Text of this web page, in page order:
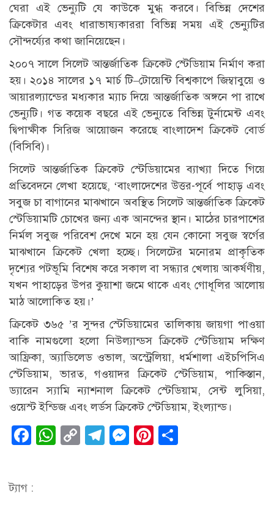
ঘেরা এই ভেন্যুটি যে কাউকে মুগ্ধ করবে। বিভিন্ন দেশের
ক্রিকেটার এবং ধারাভাষ্যকাররা বিভিন্ন সময় এই ভেন্যুটির
সৌন্দর্য্যের কথা জানিয়েছেন।
২০০৭ সালে সিলেট আন্তর্জাতিক ক্রিকেট স্টেডিয়াম নির্মাণ করা
হয়। ২০১৪ সালের ১৭ মার্চ টি–টোয়েন্টি বিশ্বকাপে জিম্বাবুয়ে ও
আয়ারল্যান্ডের মধ্যকার ম্যাচ দিয়ে আন্তর্জাতিক অঙ্গনে পা রাখে
ভেন্যুটি। গত কয়েক বছরে এই ভেন্যুতে বিভিন্ন টুর্নামেন্ট এবং
দ্বিপাক্ষীক সিরিজ আয়োজন করেছে বাংলাদেশ ক্রিকেট বোর্ড
(বিসিবি)।
সিলেট আন্তর্জাতিক ক্রিকেট স্টেডিয়ামের ব্যাখ্যা দিতে গিয়ে
প্রতিবেদনে লেখা হয়েছে, ‘বাংলাদেশের উত্তর-পূর্বে পাহাড় এবং
সবুজ চা বাগানের মাঝখানে অবস্থিত সিলেট আন্তর্জাতিক ক্রিকেট
স্টেডিয়ামটি চোখের জন্য এক আনন্দের স্থান। মাঠের চারপাশের
নির্মল সবুজ পরিবেশ দেখে মনে হয় যেন কোনো সবুজ স্বর্গের
মাঝখানে ক্রিকেট খেলা হচ্ছে। সিলেটের মনোরম প্রাকৃতিক
দৃশ্যের পটভূমি বিশেষ করে সকাল বা সন্ধ্যার খেলায় আকর্ষণীয়,
যখন পাহাড়ের উপর কুয়াশা জমে থাকে এবং গোধূলির আলোয়
মাঠ আলোকিত হয়।’
ক্রিকেট ৩৬৫ ’র সুন্দর স্টেডিয়ামের তালিকায় জায়গা পাওয়া
বাকি নামগুলো হলো নিউল্যান্ডস ক্রিকেট স্টেডিয়াম দক্ষিণ
আফ্রিকা, অ্যাডিলেড ওভাল, অস্ট্রেলিয়া, ধর্মশালা এইচপিসিএ
স্টেডিয়াম, ভারত, গওয়াদর ক্রিকেট স্টেডিয়াম, পাকিস্তান,
ড্যারেন স্যামি ন্যাশনাল ক্রিকেট স্টেডিয়াম, সেন্ট লুসিয়া,
ওয়েস্ট ইন্ডিজ এবং লর্ডস ক্রিকেট স্টেডিয়াম, ইংল্যান্ড।
Facebook
WhatsApp
CopyTelegram
Messenger
Pinterest
ট্যাগ :